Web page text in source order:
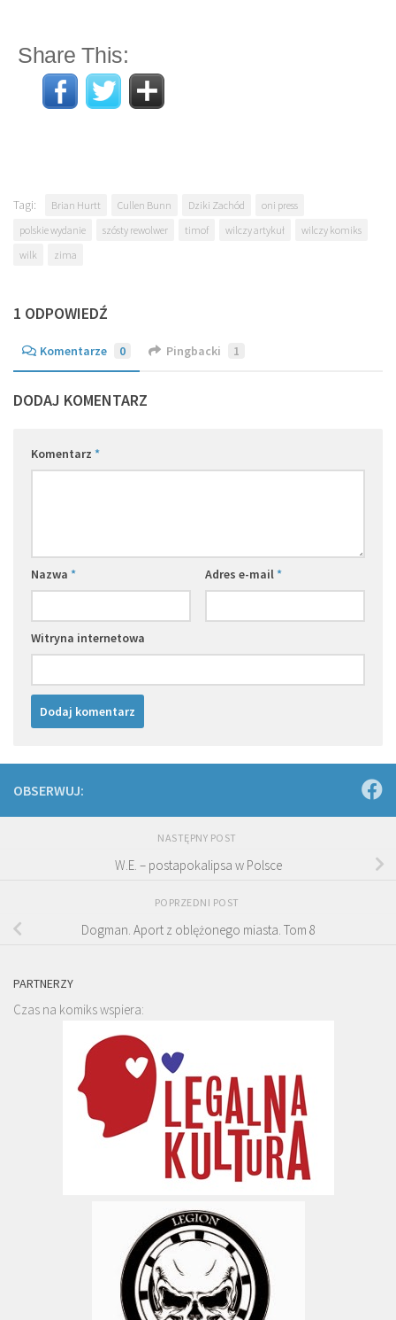
Share This:
Tagi: Brian Hurtt Cullen Bunn Dziki Zachód
oni press
polskie wydanie
szósty rewolwer timof wilczy artykuł
wilczy komiks
wilk
zima
1 ODPOWIEDŹ
Komentarze 0 Pingbacki 1
DODAJ KOMENTARZ
Komentarz *
Nazwa * Adres e-mail*
Witryna internetowa
OBSERWUJ:
NASTĘPNY POST
W.E. – postapokalipsa w Polsce
POPRZEDNI POST
Dogman. Aport z oblężonego miasta. Tom 8
PARTNERZY
Czas na komiks wspiera: